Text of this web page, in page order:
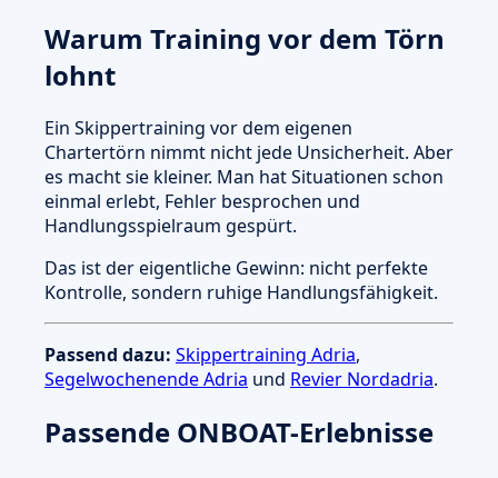
Warum Training vor dem Törn
lohnt
Ein Skippertraining vor dem eigenen
Chartertörn nimmt nicht jede Unsicherheit. Aber
es macht sie kleiner. Man hat Situationen schon
einmal erlebt, Fehler besprochen und
Handlungsspielraum gespürt.
Das ist der eigentliche Gewinn: nicht perfekte
Kontrolle, sondern ruhige Handlungsfähigkeit.
Passend dazu: Skippertraining Adria,
Segelwochenende Adria und Revier Nordadria.
Passende ONBOAT-Erlebnisse